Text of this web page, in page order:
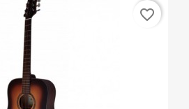
favorite_border